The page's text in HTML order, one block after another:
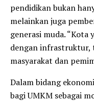
pendidikan bukan
melainkan juga
generasi muda. “Kota
dengan infrastruktur,
masyarakat dan
Dalam bidang
bagi UMKM sebagai